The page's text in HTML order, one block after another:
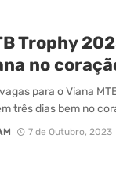
Trophy
no
para o Viana
três dias bem no
7 de Outubro, 2023